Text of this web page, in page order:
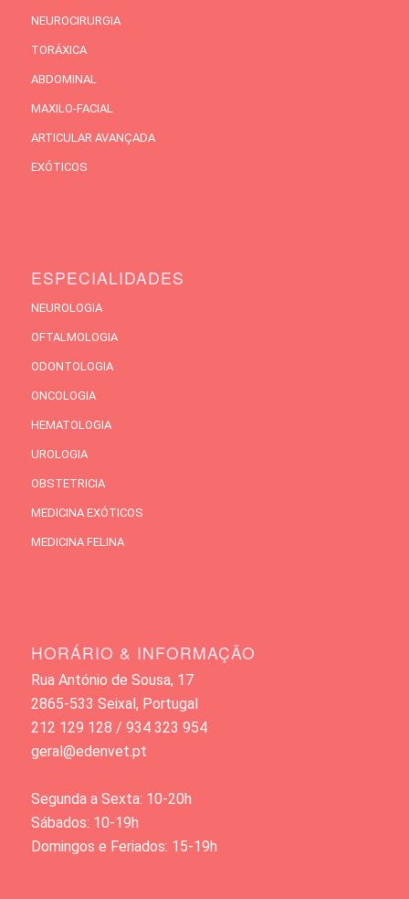
NEUROCIRURGIA
TORÁXICA
ABDOMINAL
MAXILO-FACIAL
ARTICULAR AVANÇADA
EXÓTICOS
ESPECIALIDADES
NEUROLOGIA
OFTALMOLOGIA
ODONTOLOGIA
ONCOLOGIA
HEMATOLOGIA
UROLOGIA
OBSTETRICIA
MEDICINA EXÓTICOS
MEDICINA FELINA
HORÁRIO & INFORMAÇÃO
Rua António de Sousa, 17
2865-533 Seixal, Portugal
212 129 128 / 934 323 954
geral@edenvet.pt
Segunda a Sexta: 10-20h
Sábados: 10-19h
Domingos e Feriados: 15-19h